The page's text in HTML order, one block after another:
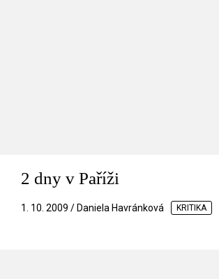
2 dny v Paříži
1. 10. 2009 / Daniela Havránková KRITIKA